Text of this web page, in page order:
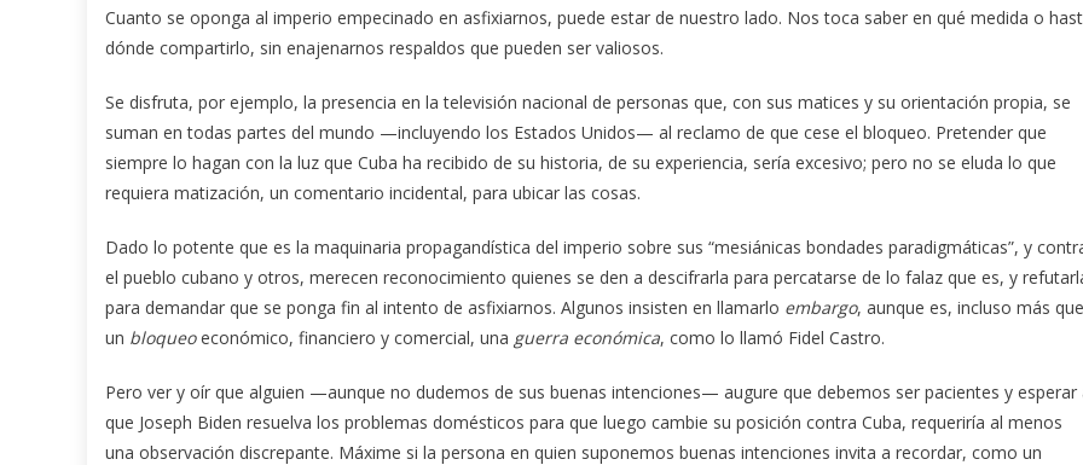
Cuanto se oponga al imperio empecinado en asfixiarnos, puede estar de nuestro lado. Nos toca saber en qué medida o
dónde compartirlo, sin enajenarnos respaldos que pueden ser valiosos.
Se disfruta, por ejemplo, la presencia en la televisión nacional de personas que, con sus matices y su orientación propia, se
suman en todas partes del mundo —incluyendo los Estados Unidos— al reclamo de que cese el bloqueo. Pretender que
siempre lo hagan con la luz que Cuba ha recibido de su historia, de su experiencia, sería excesivo; pero no se eluda lo que
requiera matización, un comentario incidental, para ubicar las cosas.
Dado lo potente que es la maquinaria propagandística del imperio sobre sus “mesiánicas bondades paradigmáticas”, y
el pueblo cubano y otros, merecen reconocimiento quienes se den a descifrarla para percatarse de lo falaz que es, y
para demandar que se ponga fin al intento de asfixiarnos. Algunos insisten en llamarlo embargo, aunque es, incluso más que
un bloqueoeconómico, financiero y comercial, una guerra económica, como lo llamó Fidel Castro.
Pero ver y oír que alguien —aunque no dudemos de sus buenas intenciones— augure que debemos ser pacientes y esperar
que Joseph Biden resuelva los problemas domésticos para que luego cambie su posición contra Cuba, requeriría al menos
una observación discrepante. Máxime si la persona en quien suponemos buenas intenciones invita a recordar, como un